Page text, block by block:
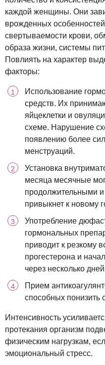
каждой женщины. Они
врожденных
свертываемости крови,
образа жизни, системы
Повлиять на характер
факторы:
Использование
средств. Их
яйцеклетки и
схеме. Нарушение
появлению более
менструаций.
Установка
месяца месячные
продолжительными
привыкнет к новому
Употребление
гормональных
приводит к резкому
прогестерона и
через несколько
Прием
способных понизить
Интенсивность
протекания организм
физическим нагрузкам,
эмоциональный стресс.